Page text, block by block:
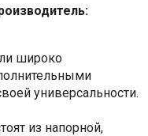
широко
универсальности.
из напорной,